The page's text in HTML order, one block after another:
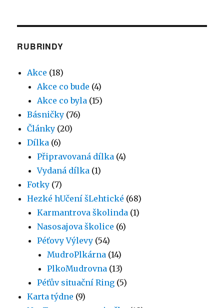
RUBRINDY
Akce (18)
Akce co bude (4)
Akce co byla (15)
Básničky (76)
Články (20)
Dílka (6)
Připravovaná dílka (4)
Vydaná dílka (1)
Fotky (7)
Hezké hUčení šLehtické (68)
Karmantrova školinda (1)
Nasosajova školice (6)
Péťovy Výlevy (54)
MudroPlkárna (14)
PlkoMudrovna (13)
Péťův situační Ring (5)
Karta týdne (9)